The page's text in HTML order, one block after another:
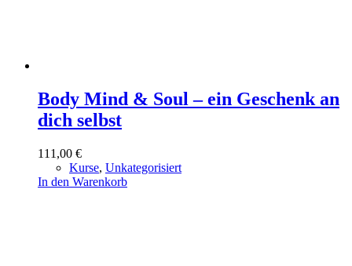
Body Mind & Soul – ein Geschenk an
dich selbst
111,00 €
Kurse, Unkategorisiert
In den Warenkorb